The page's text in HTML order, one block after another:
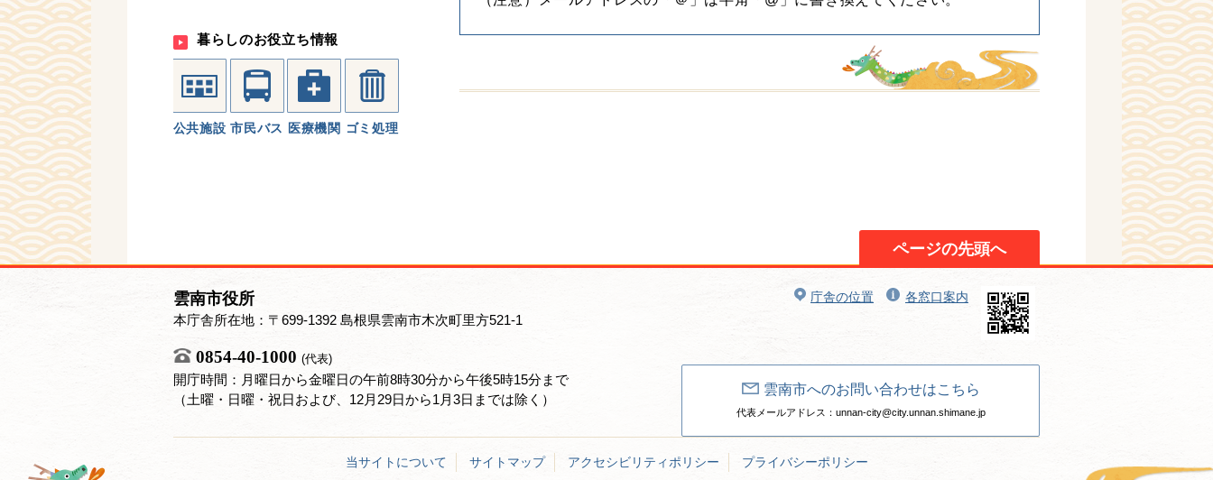
暮らしのお役立ち情報
公共施設 市民バス 医療機関 ゴミ処理
ページの先頭へ
庁舎の位置 各窓口案内
雲南市へのお問い合わせはこちら
代表メールアドレス：unnan-city@city.unnan.shimane.jp
雲南市役所
本庁舎所在地：〒699-1392 島根県雲南市木次町里方521-1
0854-40-1000 (代表)
開庁時間：月曜日から金曜日の午前8時30分から午後5時15分まで
（土曜・日曜・祝日および、12月29日から1月3日までは除く）
当サイトについて サイトマップ アクセシビリティポリシー プライバシーポリシー